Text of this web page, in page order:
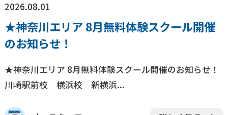
2026.08.01
★神奈川エリア 8月無料体験スクール開催
のお知らせ！
★神奈川エリア 8月無料体験スクール開催のお知らせ！
川崎駅前校 横浜校 新横浜...